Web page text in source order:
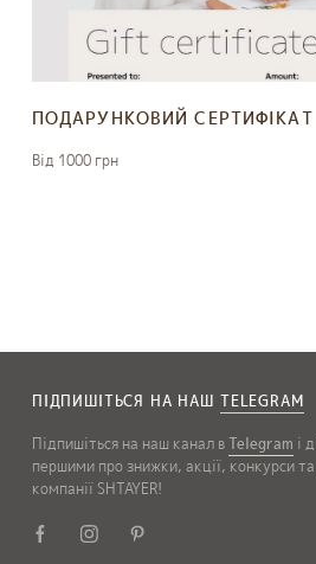
ПОДАРУНКОВИЙ СЕРТИФІКАТ
Вiд 1000 грн
ПІДПИШІТЬСЯ НА НАШ TELEGRAM
Підпишіться на наш канал вTelegram і
першими про знижки, акції, конкурси та
компанії SHTAYER!